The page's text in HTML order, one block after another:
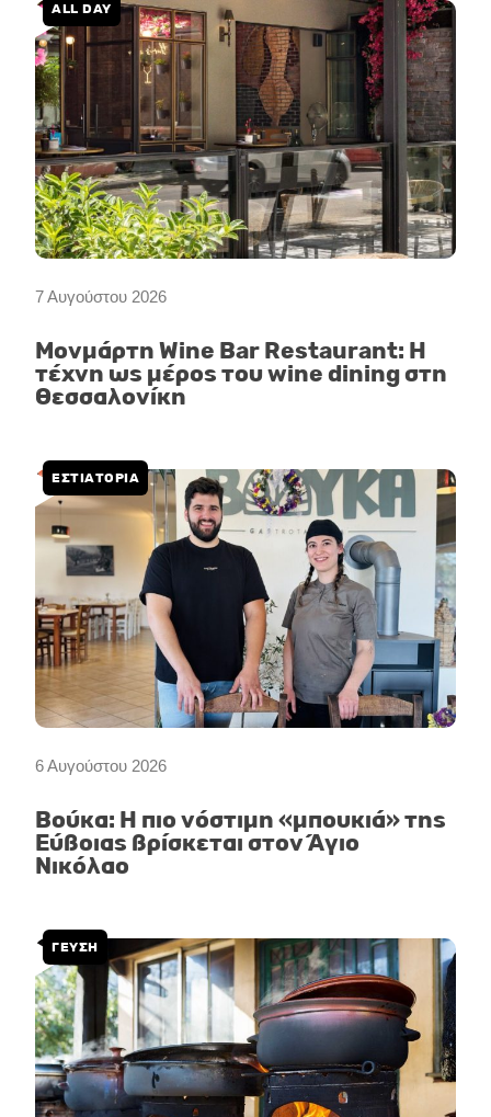
7 Αυγούστου 2026
ALL DAY
Μονμάρτη Wine Bar Restaurant: Η
τέχνη ως μέρος του wine dining στη
Θεσσαλονίκη
6 Αυγούστου 2026
ΕΣΤΙΑΤΟΡΙΑ
Βούκα: Η πιο νόστιμη «μπουκιά» της
Εύβοιας βρίσκεται στον Άγιο
Νικόλαο
ΓΕΥΣΗ